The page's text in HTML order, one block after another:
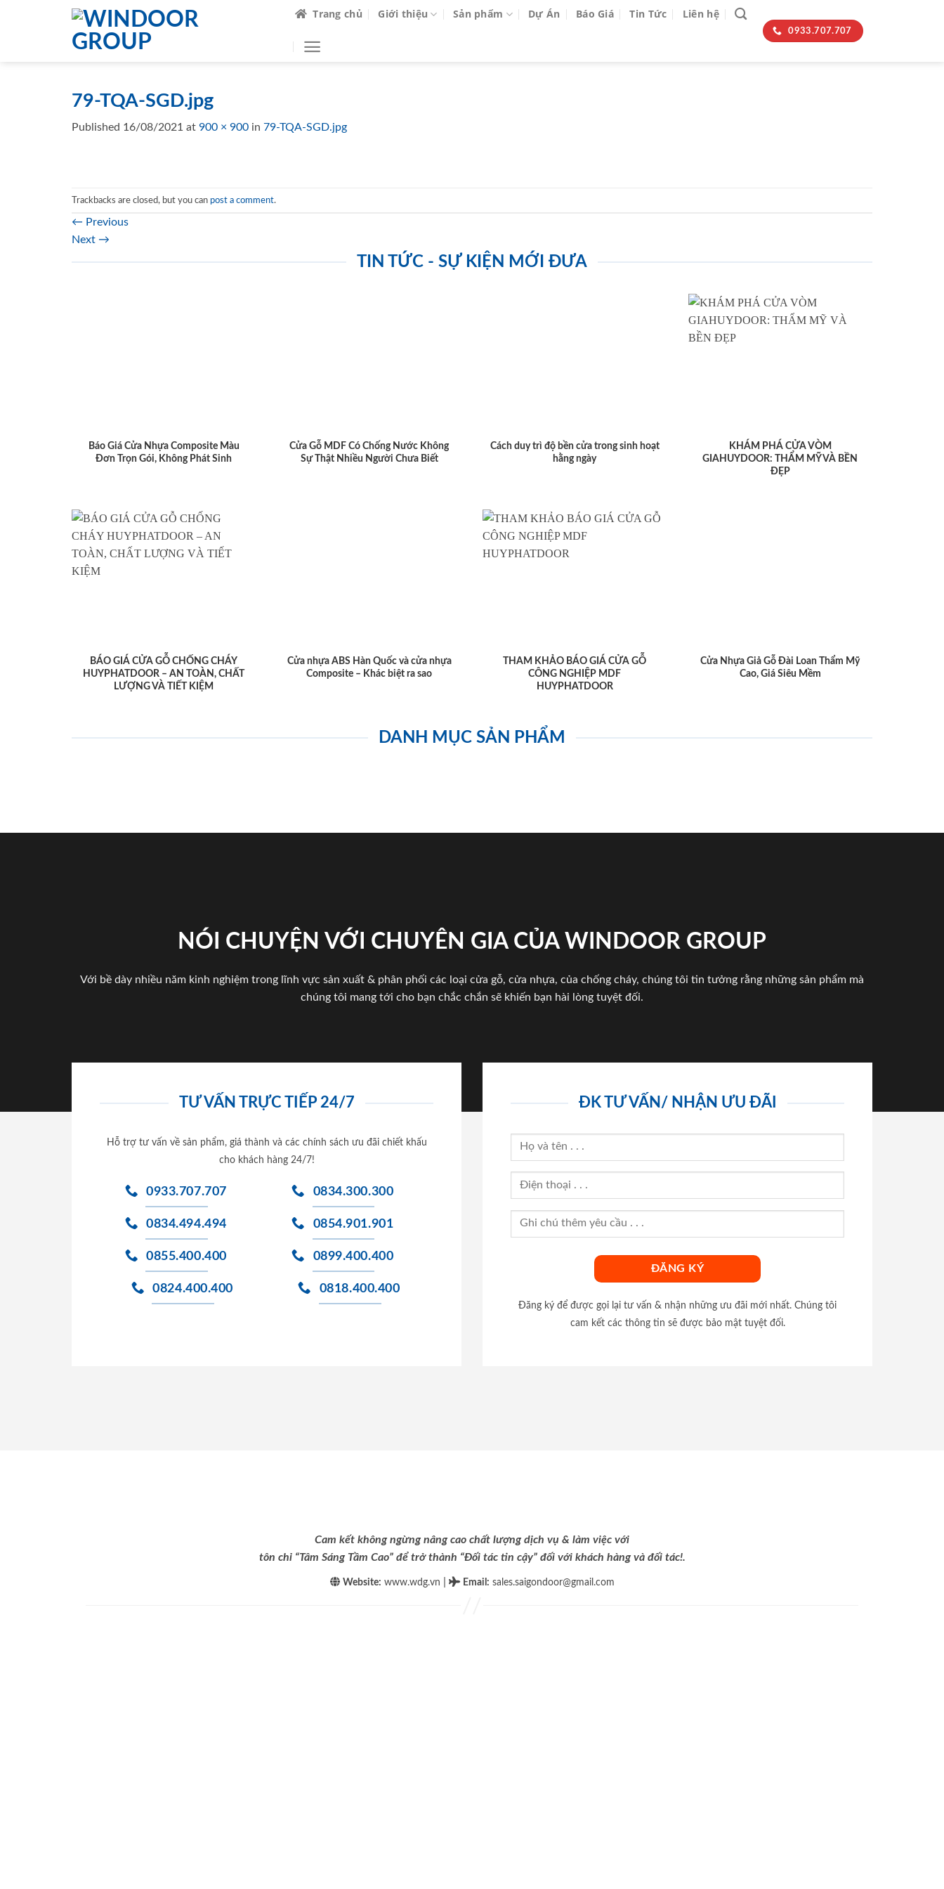
Trang chủ Giới thiệu Sản phẩm Dự Án Báo Giá Tin Tức Liên hệ
0933.707.707
79-TQA-SGD.jpg
Published 16/08/2021 at 900 × 900 in 79-TQA-SGD.jpg
Trackbacks are closed, but you can post a comment.
← Previous
Next →
TIN TỨC - SỰ KIỆN MỚI ĐƯA
Báo Giá Cửa Nhựa Composite Màu
Đơn Trọn Gói, Không Phát Sinh
Cửa Gỗ MDF Có Chống Nước Không
Sự Thật Nhiều Người Chưa Biết
Cách duy trì độ bền cửa trong sinh hoạt
hằng ngày
KHÁM PHÁ CỬA VÒM
GIAHUYDOOR: THẨM MỸ VÀ BỀN
ĐẸP
BÁO GIÁ CỬA GỖ CHỐNG CHÁY
HUYPHATDOOR – AN TOÀN, CHẤT
LƯỢNG VÀ TIẾT KIỆM
Cửa nhựa ABS Hàn Quốc và cửa nhựa
Composite – Khác biệt ra sao
THAM KHẢO BÁO GIÁ CỬA GỖ
CÔNG NGHIỆP MDF
HUYPHATDOOR
Cửa Nhựa Giả Gỗ Đài Loan Thẩm Mỹ
Cao, Giá Siêu Mềm
DANH MỤC SẢN PHẨM
NÓI CHUYỆN VỚI CHUYÊN GIA CỦA WINDOOR GROUP
Với bề dày nhiều năm kinh nghiệm trong lĩnh vực sản xuất & phân phối các loại cửa gỗ, cửa nhựa, của chống cháy, chúng tôi tin tưởng rằng những sản phẩm mà
chúng tôi mang tới cho bạn chắc chắn sẽ khiến bạn hài lòng tuyệt đối.
TƯ VẤN TRỰC TIẾP 24/7
Hỗ trợ tư vấn về sản phẩm, giá thành và các chính sách ưu đãi chiết khấu
cho khách hàng 24/7!
0933.707.707
0834.494.494
0855.400.400
0824.400.400
0834.300.300
0854.901.901
0899.400.400
0818.400.400
ĐK TƯ VẤN/ NHẬN ƯU ĐÃI
Đăng ký để được gọi lại tư vấn & nhận những ưu đãi mới nhất. Chúng tôi
cam kết các thông tin sẽ được bảo mật tuyệt đối.
Cam kết không ngừng nâng cao chất lượng dịch vụ & làm việc với
tôn chỉ “Tâm Sáng Tầm Cao” để trở thành “Đối tác tin cậy” đối với khách hàng và đối tác!.
Website: www.wdg.vn Email : sales.saigondoor@gmail.com